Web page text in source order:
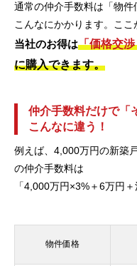
通常の仲介手数料は「物件
こんなにかかります。ここ
当社のお得は「価格交
に購入できます。
仲介手数料だけで「
こんなに違う！
例えば、4,000万円の新築
の仲介手数料は
「4,000万円×3%＋6万円
物件価格